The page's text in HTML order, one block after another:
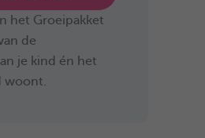
het Groeipakket
de
je kind én het
woont.